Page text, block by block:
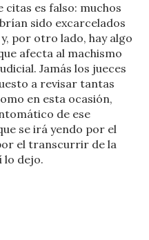
citas es falso: muchos
sido excarcelados
por otro lado, hay algo
afecta al machismo
Jamás los jueces
a revisar tantas
en esta ocasión,
de ese
se irá yendo por el
el transcurrir de la
lo dejo.